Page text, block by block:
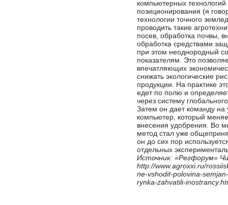
компьютерных технологий
позиционирования (я
технологии точного
проводить такие
посев, обработка почвы,
обработка средствами
при этом неоднородный
показателям. Это
впечатляющих
снижать экологические
продукции. На практике
едет по полю и
через систему
Затем он дает команду
компьютер, который
внесения удобрения. Во
метод стал уже
он до сих пор
отдельных
Источник: «Регфорум»
http://www.agroxxi.ru/
ne-vshodit-polovina-
rynka-zahvatili-